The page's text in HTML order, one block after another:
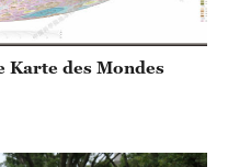
Karte des Mondes